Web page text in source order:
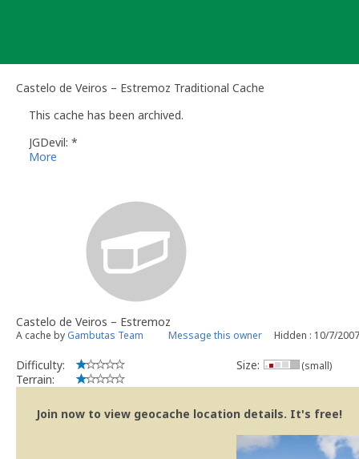
Castelo de Veiros – Estremoz Traditional Cache
This cache has been archived.
JGDevil: *
More
Castelo de Veiros – Estremoz
A cache by Gambutas Team Message this owner Hidden : 10/7/2007
Difficulty:
Terrain:
Size: (small)
Join now to view geocache location details. It's free!